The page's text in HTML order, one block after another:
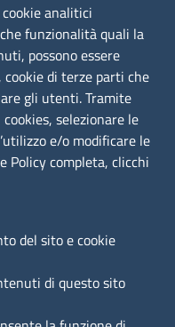
analitici
funzionalità quali la
possono essere
di terze parti che
gli utenti. Tramite
selezionare le
e/o modificare le
Policy completa, clicchi
del sito e cookie
di questo sito